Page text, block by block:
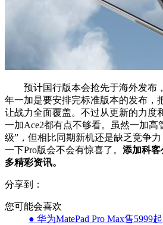
预计国行版本会抢先于海外发布
年一加是要安排完标准版本的发布，
让战力全面覆盖。不过从更新的力度
一加Ace2都有点不够看。虽然一加高
级”，但相比同期新机还是缺乏竞争
一下Pro版会不会有惊喜了。 添加科客
多精彩资讯。
分享到：
您可能会喜欢
● 华为MatePad Pro Max售5999